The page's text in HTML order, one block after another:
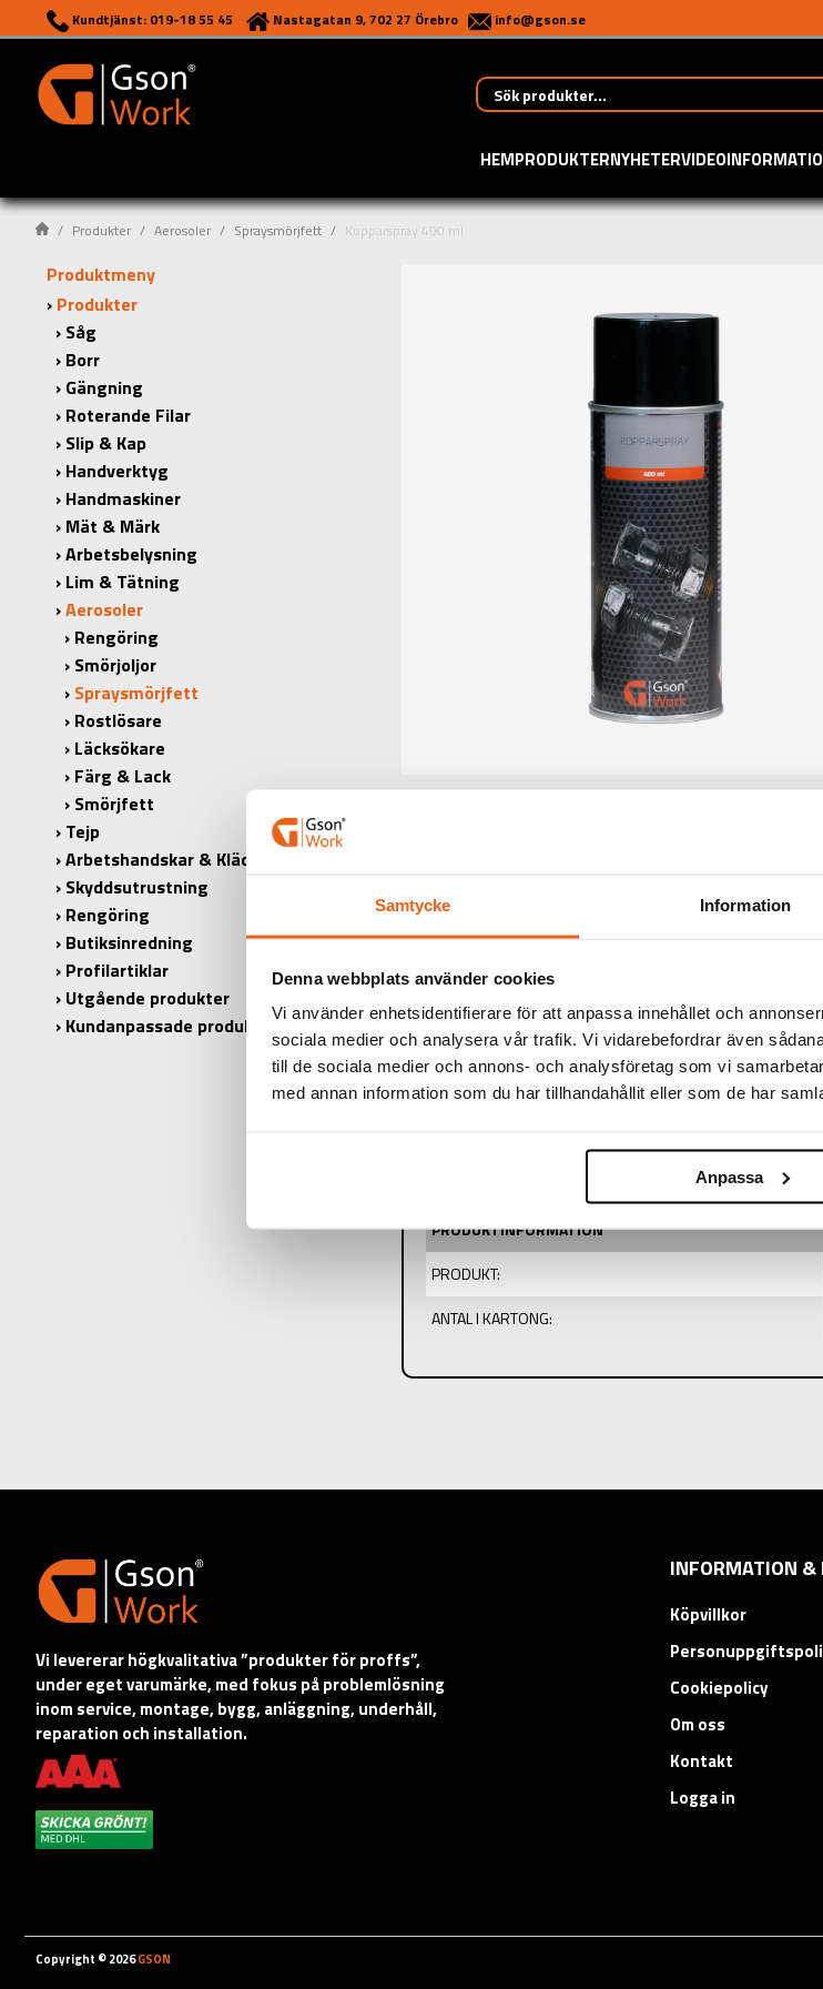
Samtycke Information
Denna webbplats använder cookies
Vi använder enhetsidentifierare för att anpassa innehållet och
sociala medier och analysera vår trafik. Vi vidarebefordrar även
till de sociala medier och annons- och analysföretag som vi
med annan information som du har tillhandahållit eller som de har
Anpassa
Kundtjänst: 019-18 55 45 Nastagatan 9, 702 27 Örebro info@gson.se
HEMPRODUKTERNYHETERVIDEO
Produkter Aerosoler Spraysmörjfett Kopparspray 400 ml
Produktmeny
Produkter
Såg
Borr
Gängning
Roterande Filar
Slip & Kap
Handverktyg
Handmaskiner
Mät & Märk
Arbetsbelysning
Lim & Tätning
Aerosoler
Rengöring
Smörjoljor
Spraysmörjfett
Rostlösare
Läcksökare
Färg & Lack
Smörjfett
Tejp
Arbetshandskar & Kläder
Skyddsutrustning
Rengöring
Butiksinredning
Profilartiklar
Utgående produkter
Kundanpassade produkter
PRODUKTINFORMATION
PRODUKT:
ANTAL I KARTONG:
Vi levererar högkvalitativa ”produkter för proffs”,
under eget varumärke, med fokus på problemlösning
inom service, montage, bygg, anläggning, underhåll,
reparation och installation.
INFORMATION &
Köpvillkor
Cookiepolicy
Om oss
Kontakt
Logga in
Copyright © 2026GSON